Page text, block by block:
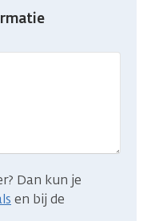
Dan kun je
en bij de